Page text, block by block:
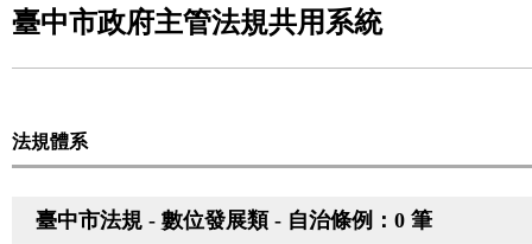
臺中市政府主管法規共用系統
法規體系
臺中市法規 - 數位發展類 - 自治條例：0 筆